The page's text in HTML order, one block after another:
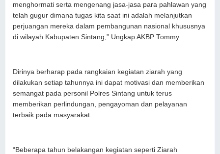
menghormati serta mengenang jasa-jasa para pahlawan yang
telah gugur dimana tugas kita saat ini adalah melanjutkan
perjuangan mereka dalam pembangunan nasional khususnya
di wilayah Kabupaten Sintang,” Ungkap AKBP Tommy.
Dirinya berharap pada rangkaian kegiatan ziarah yang
dilakukan setiap tahunnya ini dapat motivasi dan memberikan
semangat pada personil Polres Sintang untuk terus
memberikan perlindungan, pengayoman dan pelayanan
terbaik pada masyarakat.
“Beberapa tahun belakangan kegiatan seperti Ziarah